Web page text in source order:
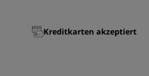
Kreditkarten akzeptiert